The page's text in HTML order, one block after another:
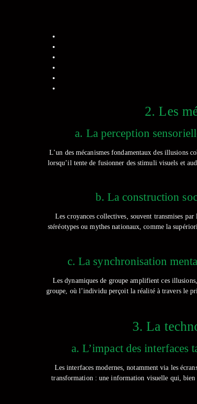
2. Les
a. La perception
L’un des mécanismes fondamentaux des illusions
lorsqu’il tente de fusionner des stimuli visuels et
b. La construction
Les croyances collectives, souvent transmises
stéréotypes ou mythes nationaux, comme la
c. La synchronisation
Les dynamiques de groupe amplifient ces
groupe, où l’individu perçoit la réalité à travers le
3. La
a. L’impact des interfaces
Les interfaces modernes, notamment via les
transformation : une information visuelle qui, bien